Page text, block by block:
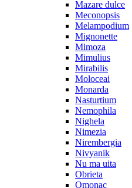
Mazare dulce
Meconopsis
Melampodium
Mignonette
Mimoza
Mimulius
Mirabilis
Moloceai
Monarda
Nasturtium
Nemophila
Nighela
Nimezia
Nirembergia
Nivyanik
Nu ma uita
Obrieta
Omonac